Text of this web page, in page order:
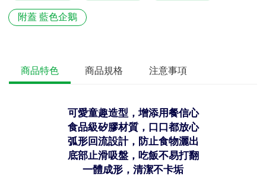
附蓋 藍色企鵝
商品特色 商品規格 注意事項
可愛童趣造型，增添用餐信心
食品級矽膠材質，口口都放心
弧形回流設計，防止食物灑出
底部止滑吸盤，吃飯不易打翻
一體成形，清潔不卡垢